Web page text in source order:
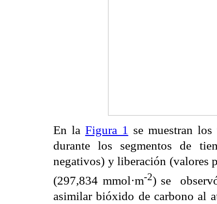
En la Figura 1 se muestran
durante los segmentos de
negativos) y liberación (valores
(297,834 mmol·m-2) se
asimilar bióxido de carbono al